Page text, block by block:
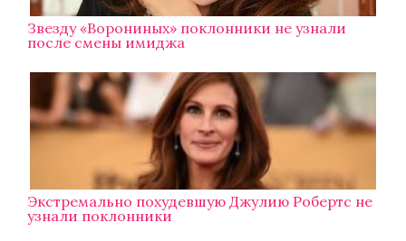
Звезду «Ворониных» поклонники не узнали
после смены имиджа
Экстремально похудевшую Джулию Робертс не
узнали поклонники